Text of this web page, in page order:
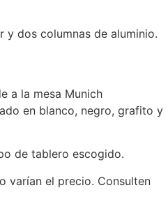
y dos columnas de aluminio.
a la mesa Munich
en blanco, negro, grafito y
de tablero escogido.
varían el precio. Consulten